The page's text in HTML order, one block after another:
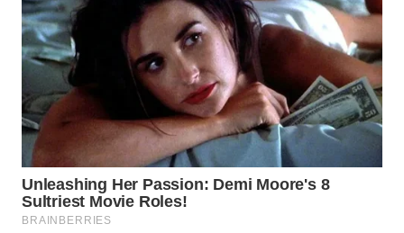
KUNINGAN
WN
MAJALENGKA
WN
SUBANG
WN
SUKABUMI